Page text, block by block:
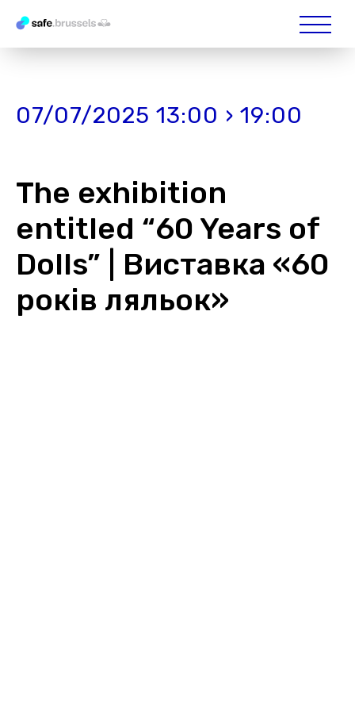
07/07/2025 13:00 › 19:00
The exhibition
entitled “60 Years of
Dolls” | Виставка «60
років ляльок»